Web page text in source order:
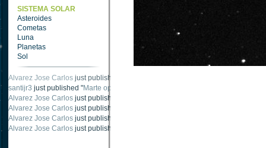
SISTEMA SOLAR
Asteroides
Cometas
Luna
Planetas
Sol
Alvarez Jose Carlos just published "
santijr3 just published "Marte oposición 2020
Alvarez Jose Carlos just published "
Alvarez Jose Carlos just published "
Alvarez Jose Carlos just published "
Alvarez Jose Carlos just published "